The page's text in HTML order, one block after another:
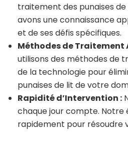
traitement des punaises de
avons une connaissance
et de ses défis spécifiques.
Méthodes de Traitement
utilisons des méthodes de
de la technologie pour
punaises de lit de votre
Rapidité d’Intervention :
chaque jour compte. Notre
rapidement pour résoudre